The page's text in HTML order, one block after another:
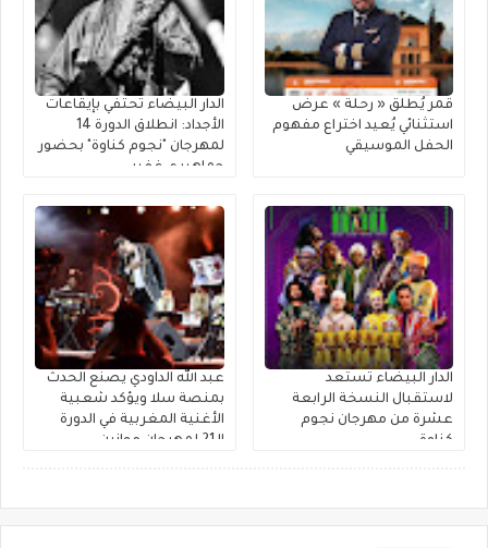
قمر يُطلق « رحلة » عرضٌ
استثنائي يُعيد اختراع مفهوم
الحفل الموسيقي
الدار البيضاء تحتفي بإيقاعات
الأجداد: انطلاق الدورة 14
لمهرجان "نجوم كناوة" بحضور
جماهيري غفير
الدار البيضاء تستعد
لاستقبال النسخة الرابعة
عشرة من مهرجان نجوم
كناوة
عبد الله الداودي يصنع الحدث
بمنصة سلا ويؤكد شعبية
الأغنية المغربية في الدورة
الـ21 لمهرجان موازين